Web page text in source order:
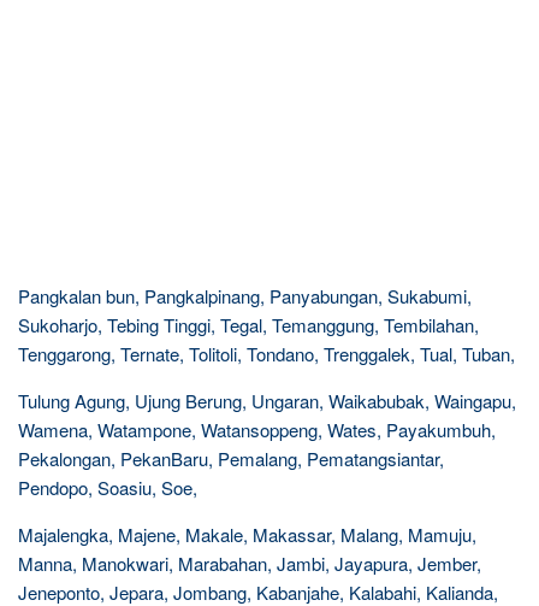
Pangkalan bun, Pangkalpinang, Panyabungan, Sukabumi,
Sukoharjo, Tebing Tinggi, Tegal, Temanggung, Tembilahan,
Tenggarong, Ternate, Tolitoli, Tondano, Trenggalek, Tual, Tuban,
Tulung Agung, Ujung Berung, Ungaran, Waikabubak, Waingapu,
Wamena, Watampone, Watansoppeng, Wates, Payakumbuh,
Pekalongan, PekanBaru, Pemalang, Pematangsiantar,
Pendopo, Soasiu, Soe,
Majalengka, Majene, Makale, Makassar, Malang, Mamuju,
Manna, Manokwari, Marabahan, Jambi, Jayapura, Jember,
Jeneponto, Jepara, Jombang, Kabanjahe, Kalabahi, Kalianda,